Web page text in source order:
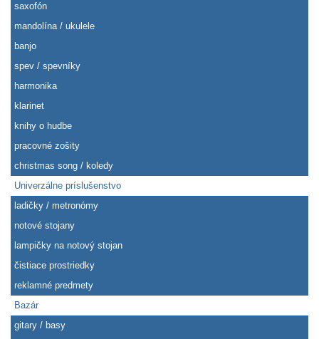
saxofón
mandolína / ukulele
banjo
spev / spevníky
harmonika
klarinet
knihy o hudbe
pracovné zošity
christmas song / koledy
Univerzálne príslušenstvo
ladičky / metronómy
notové stojany
lampičky na notový stojan
čistiace prostriedky
reklamné predmety
Bazár
gitary / basy